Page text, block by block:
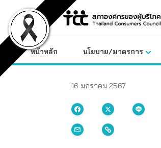
content
หน้าหลัก นโยบาย/มาตรการ
16 มกราคม 2567